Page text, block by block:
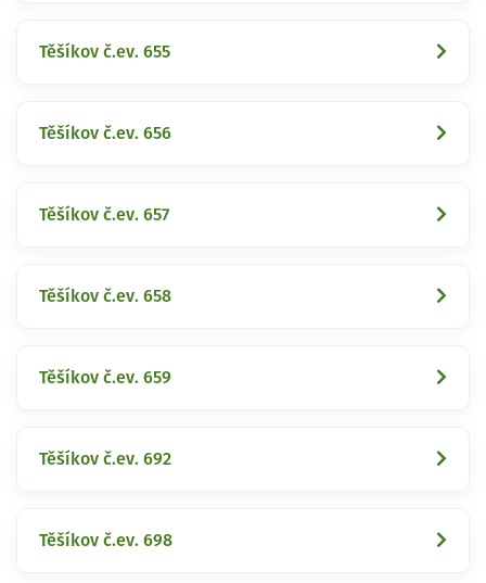
Těšíkov č.ev. 655
Těšíkov č.ev. 656
Těšíkov č.ev. 657
Těšíkov č.ev. 658
Těšíkov č.ev. 659
Těšíkov č.ev. 692
Těšíkov č.ev. 698